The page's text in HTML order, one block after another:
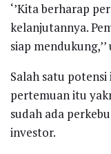
‘’Kita berharap
kelanjutannya.
siap
Salah satu
pertemuan itu
sudah ada
investor.